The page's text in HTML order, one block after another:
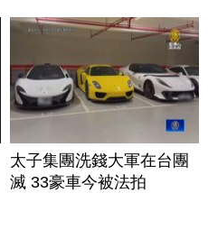
太子集團洗錢大軍在台團
滅 33豪車今被法拍